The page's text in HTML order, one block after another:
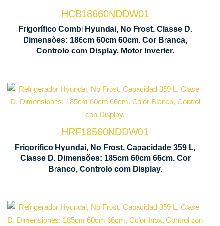
HCB18660NDDW01
Frigorífico Combi Hyundai, No Frost. Classe D.
Dimensões: 186cm 60cm 60cm. Cor Branca,
Controlo com Display. Motor Inverter.
Motor
Inverter
HRF18560NDDW01
Frigorífico Hyundai, No Frost. Capacidade 359 L,
Classe D. Dimensões: 185cm 60cm 66cm. Cor
Branco, Controlo com Display.
Tecnologia
No Frost
Ventilação
Multi Air
Flow
Tecnologia